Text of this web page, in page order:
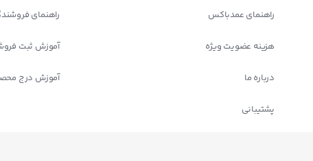
دستگاه جوش
سنگ فرز
بتونیر
راهنمای عمدباکس
هزینه عضویت ویژه
درباره ما
پشتیبانی
راهنمای
آموزش ثبت
آموزش درج